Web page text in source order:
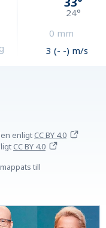
24°
0 mm
3 (- -) m/s
enligtCC BY 4.0
CC BY 4.0
till